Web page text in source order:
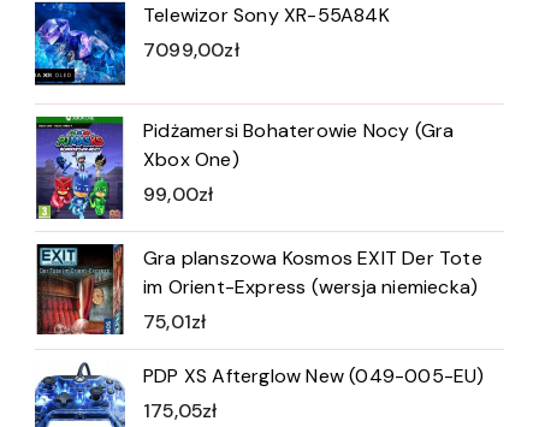
Telewizor Sony XR-55A84K
7099,00zł
Pidżamersi Bohaterowie Nocy (Gra
Xbox One)
99,00zł
Gra planszowa Kosmos EXIT Der Tote
im Orient-Express (wersja niemiecka)
75,01zł
PDP XS Afterglow New (049-005-EU)
175,05zł